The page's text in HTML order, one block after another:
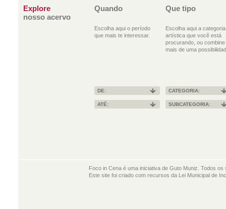
Explore
nosso acervo
Quando
Escolha aqui o período
que mais te interessar.
Que tipo
Escolha aqui a categoria
artística que você está
procurando, ou combine
mais de uma
DE:
ATÉ:
CATEGORIA:
SUBCATEGORIA:
Foco in Cena é uma iniciativa de Guto Muniz. Todos
Este site foi criado com recursos da Lei Municipal de